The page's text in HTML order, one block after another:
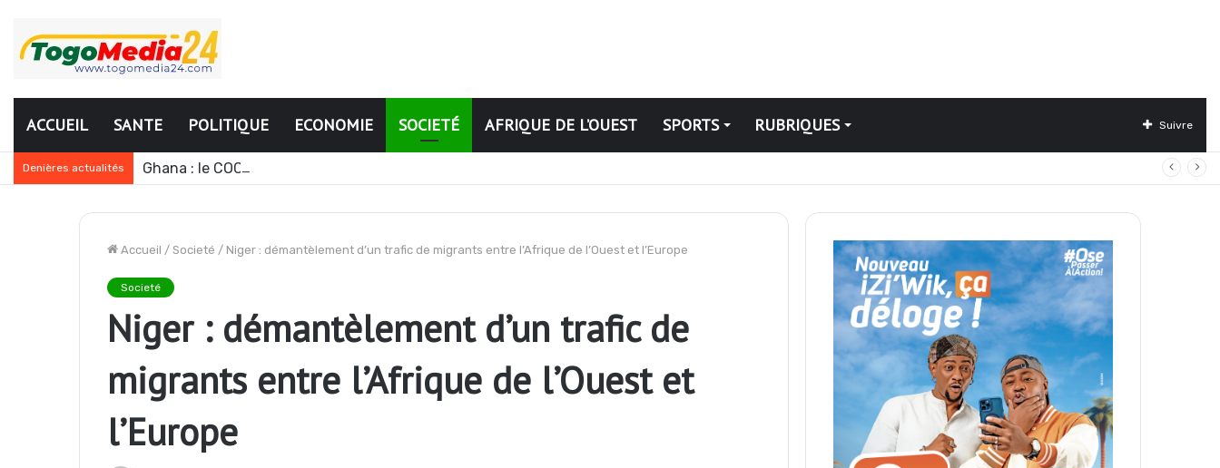
ACCUEIL SANTE POLITIQUE ECONOMIE SOCIETÉ AFRIQUE DE L’OUEST SPORTS RUBRIQUES Suivre
Denières actualités Ghana : le COCOBOD annonce une baisse de la production de cacao pour la campagne 2026-2027
Accueil / Societé / Niger : démantèlement d’un trafic de migrants entre l’Afrique de l’Ouest et l’Europe
Societé
Niger : démantèlement d’un trafic de
migrants entre l’Afrique de l’Ouest et
l’Europe